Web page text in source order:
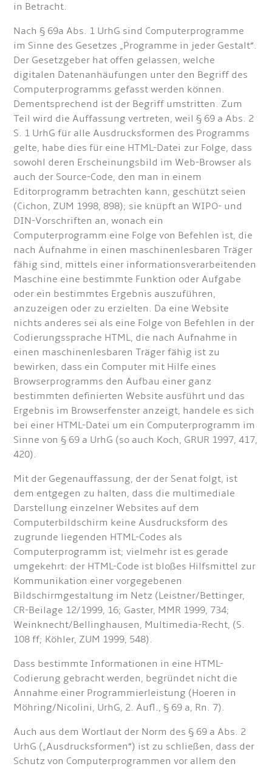
in Betracht.
Nach § 69a Abs. 1 UrhG sind Computerprogramme
im Sinne des Gesetzes „Programme in jeder Gestalt“.
Der Gesetzgeber hat offen gelassen, welche
digitalen Datenanhäufungen unter den Begriff des
Computerprogramms gefasst werden können.
Dementsprechend ist der Begriff umstritten. Zum
Teil wird die Auffassung vertreten, weil § 69 a Abs. 2
S. 1 UrhG für alle Ausdrucksformen des Programms
gelte, habe dies für eine HTML-Datei zur Folge, dass
sowohl deren Erscheinungsbild im Web-Browser als
auch der Source-Code, den man in einem
Editorprogramm betrachten kann, geschützt seien
(Cichon, ZUM 1998, 898); sie knüpft an WIPO- und
DIN-Vorschriften an, wonach ein
Computerprogramm eine Folge von Befehlen ist, die
nach Aufnahme in einen maschinenlesbaren Träger
fähig sind, mittels einer informationsverarbeitenden
Maschine eine bestimmte Funktion oder Aufgabe
oder ein bestimmtes Ergebnis auszuführen,
anzuzeigen oder zu erzielten. Da eine Website
nichts anderes sei als eine Folge von Befehlen in der
Codierungssprache HTML, die nach Aufnahme in
einen maschinenlesbaren Träger fähig ist zu
bewirken, dass ein Computer mit Hilfe eines
Browserprogramms den Aufbau einer ganz
bestimmten definierten Website ausführt und das
Ergebnis im Browserfenster anzeigt, handele es sich
bei einer HTML-Datei um ein Computerprogramm im
Sinne von § 69 a UrhG (so auch Koch, GRUR 1997, 417,
420).
Mit der Gegenauffassung, der der Senat folgt, ist
dem entgegen zu halten, dass die multimediale
Darstellung einzelner Websites auf dem
Computerbildschirm keine Ausdrucksform des
zugrunde liegenden HTML-Codes als
Computerprogramm ist; vielmehr ist es gerade
umgekehrt: der HTML-Code ist bloßes Hilfsmittel zur
Kommunikation einer vorgegebenen
Bildschirmgestaltung im Netz (Leistner/Bettinger,
CR-Beilage 12/1999, 16; Gaster, MMR 1999, 734;
Weinknecht/Bellinghausen, Multimedia-Recht, (S.
108 ff; Köhler, ZUM 1999, 548).
Dass bestimmte Informationen in eine HTML-
Codierung gebracht werden, begründet nicht die
Annahme einer Programmierleistung (Hoeren in
Möhring/Nicolini, UrhG, 2. Aufl., § 69 a, Rn. 7).
Auch aus dem Wortlaut der Norm des § 69 a Abs. 2
UrhG („Ausdrucksformen“) ist zu schließen, dass der
Schutz von Computerprogrammen vor allem den